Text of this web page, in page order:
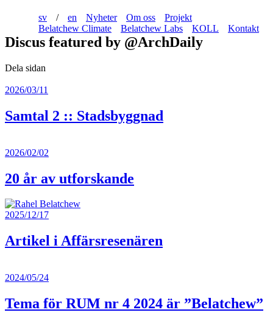
sv / en Nyheter Om oss
Projekt
Belatchew Climate
Belatchew Labs KOLL Kontakt
Discus featured by @ArchDaily
Dela sidan
2026/03/11
Samtal 2 :: Stadsbyggnad
2026/02/02
20 år av utforskande
2025/12/17
Artikel i Affärsresenären
2024/05/24
Tema för RUM nr 4 2024 är ”Belatchew”